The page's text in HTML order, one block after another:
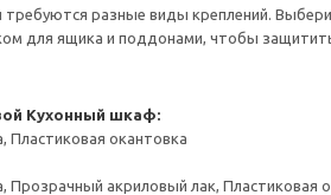
требуются разные виды креплений.
для ящика и поддонами, чтобы
Кухонный шкаф:
Пластиковая окантовка
Прозрачный акриловый лак, Пластиковая